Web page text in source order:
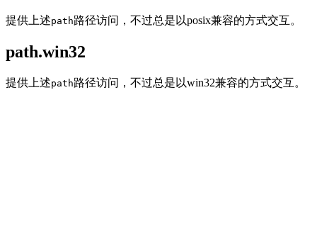
提供上述path路径访问，不过总是以posix兼容的方式交互。
path.win32
提供上述path路径访问，不过总是以win32兼容的方式交互。